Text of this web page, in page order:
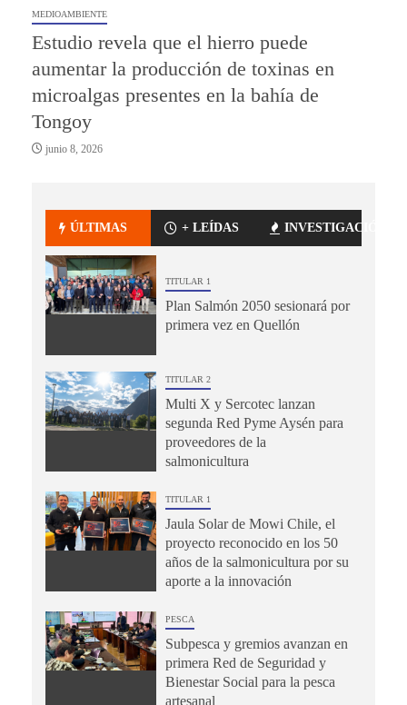
MEDIOAMBIENTE
Estudio revela que el hierro puede
aumentar la producción de toxinas en
microalgas presentes en la bahía de
Tongoy
junio 8, 2026
ÚLTIMAS + LEÍDAS INVESTIGACIÓN
TITULAR 1
Plan Salmón 2050 sesionará por
primera vez en Quellón
TITULAR 2
Multi X y Sercotec lanzan
segunda Red Pyme Aysén para
proveedores de la
salmonicultura
TITULAR 1
Jaula Solar de Mowi Chile, el
proyecto reconocido en los 50
años de la salmonicultura por su
aporte a la innovación
PESCA
Subpesca y gremios avanzan en
primera Red de Seguridad y
Bienestar Social para la pesca
artesanal